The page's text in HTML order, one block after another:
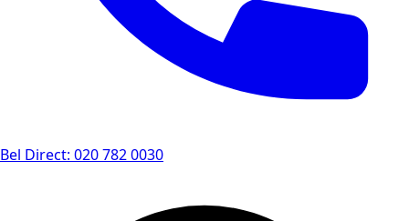
Bel Direct: 020 782 0030